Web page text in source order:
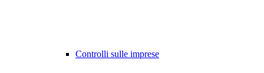
Controlli sulle imprese